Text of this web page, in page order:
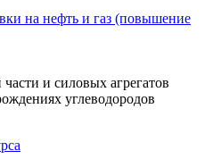
и силовых агрегатов
углеводородов